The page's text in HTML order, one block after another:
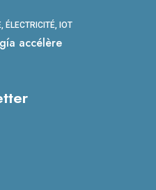
ÉLECTRICITÉ, IOT
accélère